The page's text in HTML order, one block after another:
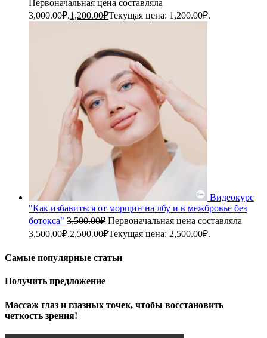
Первоначальная цена составляла
3,000.00₽.1,200.00₽Текущая цена: 1,200.00₽.
Видеокурс
"Как избавиться от морщин на лбу и в межбровье без
ботокса" 3,500.00₽ Первоначальная цена составляла
3,500.00₽.2,500.00₽Текущая цена: 2,500.00₽.
Самые популярные статьи
Получить предложение
Массаж глаз и глазных точек, чтобы восстановить
четкость зрения!